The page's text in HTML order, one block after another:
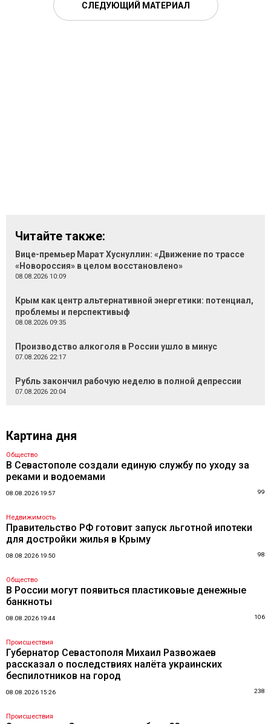
СЛЕДУЮЩИЙ МАТЕРИАЛ
Читайте также:
Вице-премьер Марат Хуснуллин: «Движение по трассе
«Новороссия» в целом восстановлено»
08.08.2026 10:09
Крым как центр альтернативной энергетики: потенциал,
проблемы и перспективыф
08.08.2026 09:35
Производство алкоголя в России ушло в минус
07.08.2026 22:17
Рубль закончил рабочую неделю в полной депрессии
07.08.2026 20:04
Картина дня
Общество
В Севастополе создали единую службу по уходу за
реками и водоемами
08.08.2026 19:57 99
Недвижимость
Правительство РФ готовит запуск льготной ипотеки
для достройки жилья в Крыму
08.08.2026 19:50 98
Общество
В России могут появиться пластиковые денежные
банкноты
08.08.2026 19:44 106
Происшествия
Губернатор Севастополя Михаил Развожаев
рассказал о последствиях налёта украинских
беспилотников на город
08.08.2026 15:26 238
Происшествия